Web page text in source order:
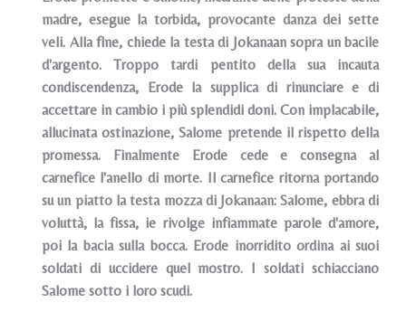
madre, esegue la torbida, provocante danza dei sette
veli. Alla flne, chiede la testa di Jokanaan sopra un bacile
d'argento. Troppo tardi pentito della sua incauta
condiscendenza, Erode la supplica di rinunciare e di
accettare in cambio i più splendidi doni. Con implacabile,
allucinata ostinazione, Salome pretende il rispetto della
promessa. Finalmente Erode cede e consegna al
carnefice l'anello di morte. Il carnefice ritorna portando
su un piatto la testa mozza di Jokanaan: Salome, ebbra di
voluttà, la fissa, ie rivolge infiammate parole d'amore,
poi la bacia sulla bocca. Erode inorridito ordina ai suoi
soldati di uccidere quel mostro. I soldati schiacciano
Salome sotto i loro scudi.